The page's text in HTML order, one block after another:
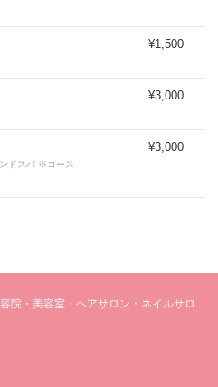
¥1,500
¥3,000
ドスパ ※コース
¥3,000
院・美容室・ヘアサロン・ネイルサロ